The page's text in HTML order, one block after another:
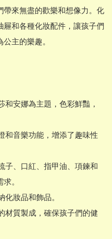
帶來無盡的歡樂和想像力。化
屜和各種化妝配件，讓孩子們
主的樂趣。
和安娜為主題，色彩鮮豔，
和音樂功能，增添了趣味性
子、口紅、指甲油、項鍊和
。
妝品和飾品。
材質製成，確保孩子們的健